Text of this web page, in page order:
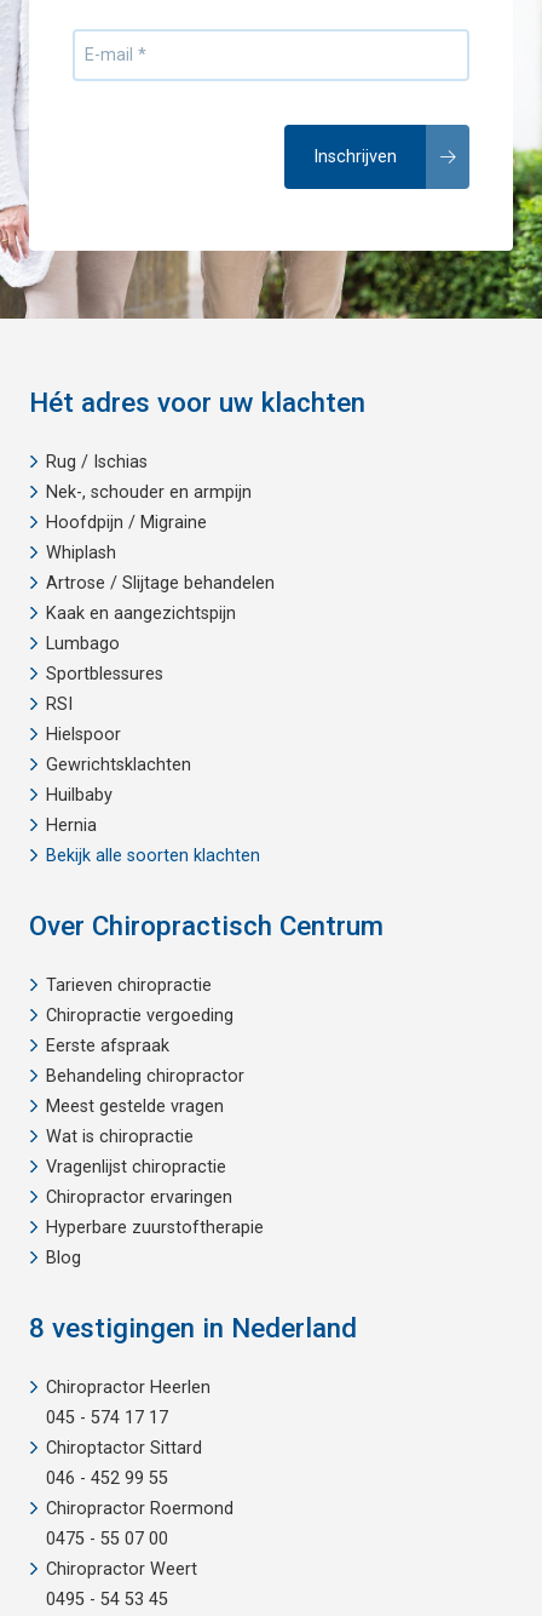
Hét adres voor uw klachten
Rug / Ischias
Nek-, schouder en armpijn
Hoofdpijn / Migraine
Whiplash
Artrose / Slijtage behandelen
Kaak en aangezichtspijn
Lumbago
Sportblessures
RSI
Hielspoor
Gewrichtsklachten
Huilbaby
Hernia
Bekijk alle soorten klachten
Over Chiropractisch Centrum
Tarieven chiropractie
Chiropractie vergoeding
Eerste afspraak
Behandeling chiropractor
Meest gestelde vragen
Wat is chiropractie
Vragenlijst chiropractie
Chiropractor ervaringen
Hyperbare zuurstoftherapie
Blog
8 vestigingen in Nederland
Chiropractor Heerlen
045 - 574 17 17
Chiroptactor Sittard
046 - 452 99 55
Chiropractor Roermond
0475 - 55 07 00
Chiropractor Weert
0495 - 54 53 45